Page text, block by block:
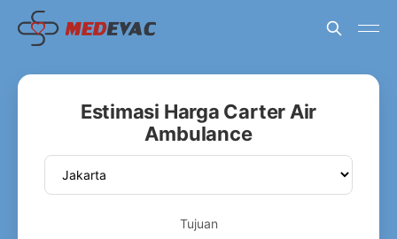
Estimasi Harga Carter Air
Ambulance
Tujuan